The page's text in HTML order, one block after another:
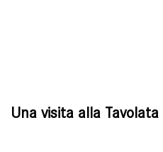
Una visita alla